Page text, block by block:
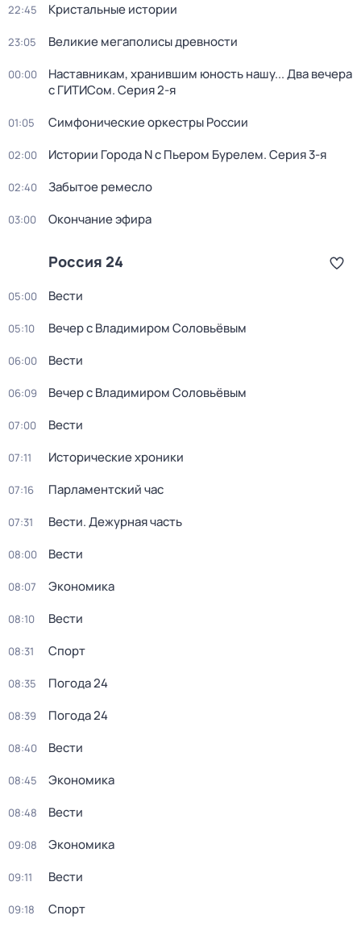
22:45 Кристальные истории
23:05 Великие мегаполисы древности
00:00
Наставникам, хранившим юность нашу... Два вечера
с ГИТИСом. Серия 2-я
01:05 Симфонические оркестры России
02:00 Истории Города N с Пьером Бурелем. Серия 3-я
02:40 Забытое ремесло
03:00 Окончание эфира
Россия 24
05:00 Вести
05:10 Вечер с Владимиром Соловьёвым
06:00 Вести
06:09 Вечер с Владимиром Соловьёвым
07:00 Вести
07:11 Исторические хроники
07:16 Парламентский час
07:31 Вести. Дежурная часть
08:00 Вести
08:07 Экономика
08:10 Вести
08:31 Спорт
08:35 Погода 24
08:39 Погода 24
08:40 Вести
08:45 Экономика
08:48 Вести
09:08 Экономика
09:11 Вести
09:18 Спорт